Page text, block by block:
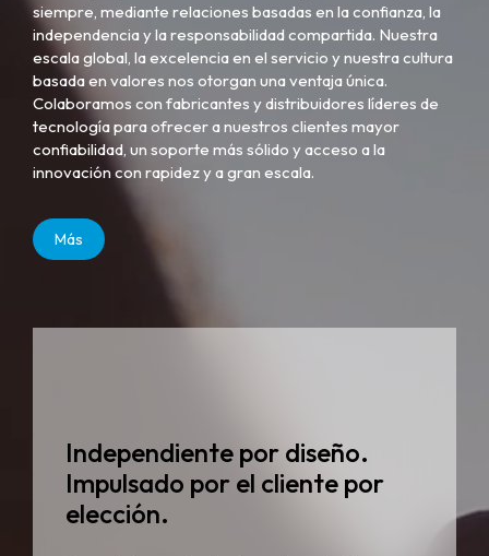
siempre, mediante relaciones basadas en la confianza, la
independencia y la responsabilidad compartida. Nuestra
escala global, la excelencia en el servicio y nuestra cultura
basada en valores nos otorgan una ventaja única.
Colaboramos con fabricantes y distribuidores líderes de
tecnología para ofrecer a nuestros clientes mayor
confiabilidad, un soporte más sólido y acceso a la
innovación con rapidez y a gran escala.
Más
Independiente por diseño.
Impulsado por el cliente por
elección.